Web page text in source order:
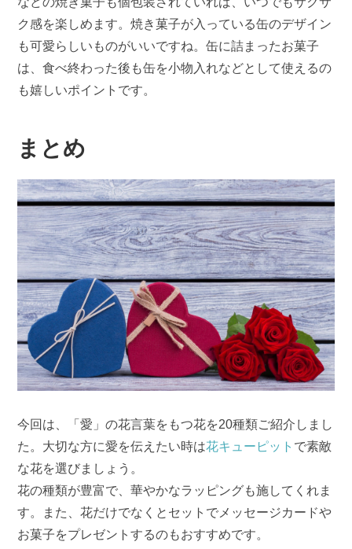
ク感を楽しめます。焼き菓子が入っている缶のデザイン
も可愛らしいものがいいですね。缶に詰まったお菓子
は、食べ終わった後も缶を小物入れなどとして使えるの
も嬉しいポイントです。
まとめ
今回は、「愛」の花言葉をもつ花を20種類ご紹介しまし
た。大切な方に愛を伝えたい時は花キューピット で素敵
な花を選びましょう。
花の種類が豊富で、華やかなラッピングも施してくれま
す。また、花だけでなくとセットでメッセージカードや
お菓子をプレゼントするのもおすすめです。